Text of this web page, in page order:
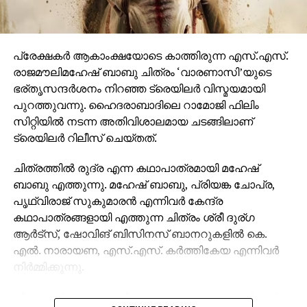
പ്രേക്ഷകര്‍ ആകാംക്ഷയോടെ കാത്തിരുന്ന എസ്.എസ്.
രാജമൗലിമഹേഷ് ബാബു ചിത്രം ‘വാരണാസി’യുടെ
ഭര്തൃസന്ദര്‍ശനം നിറഞ്ഞ ട്രെയിലര്‍ വിസ്മയമായി
പുറത്തുവന്നു. ഹൈദരാബാദിലെ റാമോജി ഫിലിം
സിറ്റിയില്‍ നടന്ന അതിവിശാലമായ ചടങ്ങിലാണ്
ട്രെയിലര്‍ റിലീസ് ചെയ്തത്.
ചിത്രത്തില്‍ രുദ്ര എന്ന കഥാപാത്രമായി മഹേഷ്
ബാബു എത്തുന്നു. മഹേഷ് ബാബു, പ്രിയങ്ക ചോപ്ര,
പൃഥ്വിരാജ് സുകുമാരന്‍ എന്നിവര്‍ കേന്ദ്ര
കഥാപാത്രങ്ങളായി എത്തുന്ന ചിത്രം ശ്രീ ദുര്ഗ
ആര്‍ട്‌സ്, ഷോവിങ് ബിസിനസ് ബാനറുകളില്‍ കെ.
എല്‍. നാരായണ, എസ്.എസ്. കര്‍ത്തികേയ എന്നിവര്‍
നിര്‍മ്മിക്കുന്നു.
കീരവാണിയാണ് സംഗീതം ഒരുക്കുന്നത്. പുറത്തിറങ്ങിയ